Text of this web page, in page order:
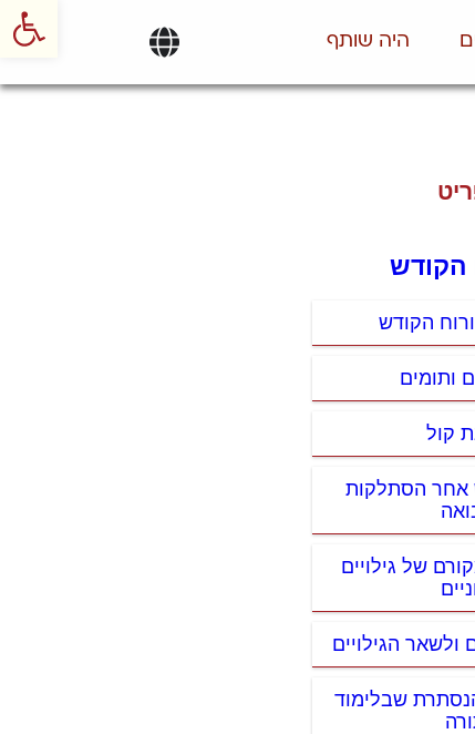
היה שותף
הקודש
הקודש
ותומים
קול
אחר הסתלקות
של גילויים
ולשאר הגילויים
שבלימוד
פתח